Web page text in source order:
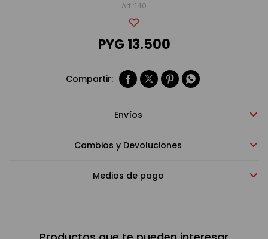
140
PYG 13.500
   
Envíos
Cambios y Devoluciones
Medios de pago
Accesorios y regalos